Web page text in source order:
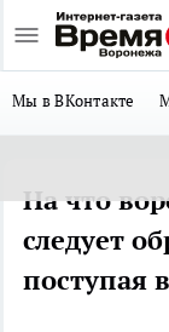
Мы в ВКонтакте
На что
следует
поступая